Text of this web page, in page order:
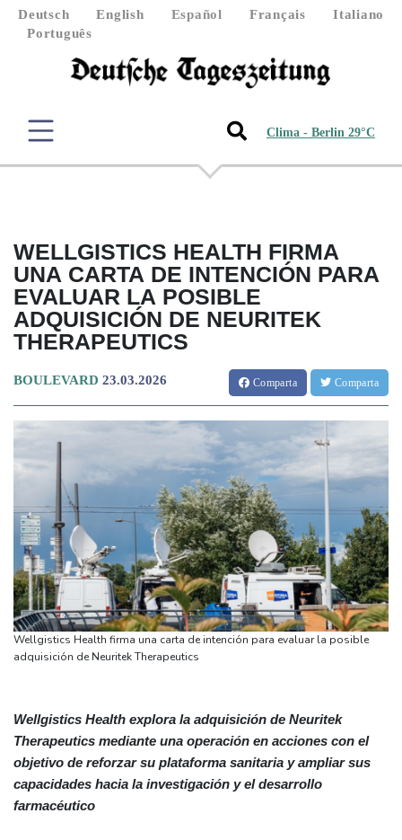
Deutsch English Español Français
Italiano
Português
Clima - Berlin 29°C
WELLGISTICS HEALTH FIRMA
UNA CARTA DE INTENCIÓN PARA
EVALUAR LA POSIBLE
ADQUISICIÓN DE NEURITEK
THERAPEUTICS
BOULEVARD 23.03.2026 Comparta Comparta
Wellgistics Health firma una carta de intención para evaluar la posible
adquisición de Neuritek Therapeutics
Wellgistics Health explora la adquisición de Neuritek
Therapeutics mediante una operación en acciones con el
objetivo de reforzar su plataforma sanitaria y ampliar sus
capacidades hacia la investigación y el desarrollo
farmacéutico